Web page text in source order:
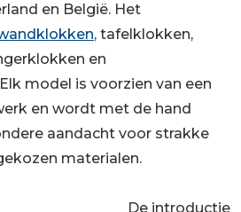
en België. Het
, tafelklokken,
en
model is voorzien van een
en wordt met de hand
aandacht voor strakke
materialen.
De introductie